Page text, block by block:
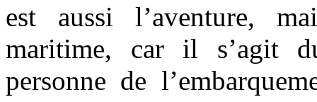
est aussi l’aventure,
maritime, car il s’agit
personne de